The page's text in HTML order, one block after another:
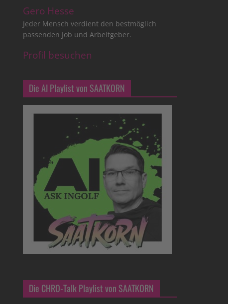
Gero Hesse
Jeder Mensch verdient den bestmöglich
passenden Job und Arbeitgeber.
Profil besuchen
Die AI Playlist von SAATKORN
Die CHRO-Talk Playlist von SAATKORN